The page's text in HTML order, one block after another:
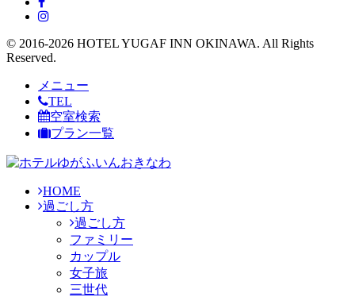
© 2016-2026 HOTEL YUGAF INN OKINAWA. All Rights
Reserved.
メニュー
TEL
空室検索
プラン一覧
HOME
過ごし方
過ごし方
ファミリー
カップル
女子旅
三世代